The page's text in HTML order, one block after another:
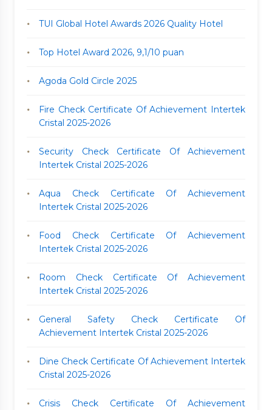
TUI Global Hotel Awards 2026 Quality Hotel
Top Hotel Award 2026, 9,1/10 puan
Agoda Gold Circle 2025
Fire Check Certificate Of Achievement Intertek
Cristal 2025-2026
Security Check Certificate Of Achievement
Intertek Cristal 2025-2026
Aqua Check Certificate Of Achievement
Intertek Cristal 2025-2026
Food Check Certificate Of Achievement
Intertek Cristal 2025-2026
Room Check Certificate Of Achievement
Intertek Cristal 2025-2026
General Safety Check Certificate Of
Achievement Intertek Cristal 2025-2026
Dine Check Certificate Of Achievement Intertek
Cristal 2025-2026
Crisis Check Certificate Of Achievement